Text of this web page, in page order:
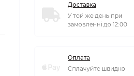
Доставка
У той же день при
замовленні до 12:00
Оплата
Сплачуйте швидко